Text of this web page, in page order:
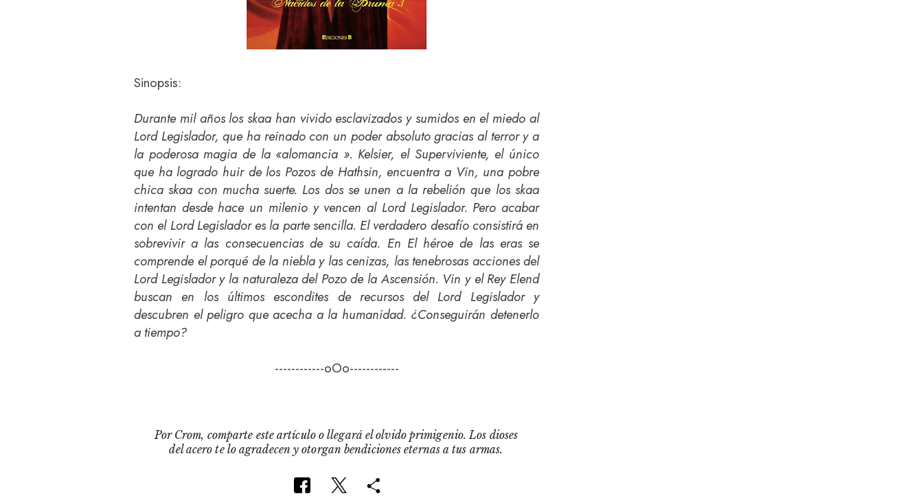
Sinopsis:
Durante mil años los skaa han vivido esclavizados y sumidos en el miedo al
Lord Legislador, que ha reinado con un poder absoluto gracias al terror y a
la poderosa magia de la «alomancia ». Kelsier, el Superviviente, el único
que ha logrado huir de los Pozos de Hathsin, encuentra a Vin, una pobre
chica skaa con mucha suerte. Los dos se unen a la rebelión que los skaa
intentan desde hace un milenio y vencen al Lord Legislador. Pero acabar
con el Lord Legislador es la parte sencilla. El verdadero desafío consistirá en
sobrevivir a las consecuencias de su caída. En El héroe de las eras se
comprende el porqué de la niebla y las cenizas, las tenebrosas acciones del
Lord Legislador y la naturaleza del Pozo de la Ascensión. Vin y el Rey Elend
buscan en los últimos escondites de recursos del Lord Legislador y
descubren el peligro que acecha a la humanidad. ¿Conseguirán detenerlo
a tiempo?
------------oOo------------
Por Crom, comparte este artículo o llegará el olvido primigenio. Los dioses
del acero te lo agradecen y otorgan bendiciones eternas a tus armas.